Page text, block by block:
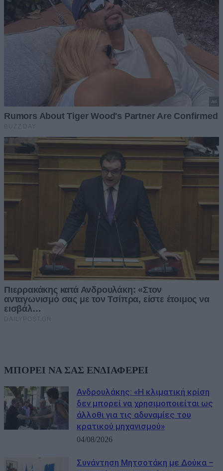
ΜΠΟΡΕΙ ΝΑ ΣΑΣ ΕΝΔΙΑΦΕΡΕΙ
Ανδρουλάκης: «Η κλιματική κρίση
δεν μπορεί να χρησιμοποιείται ως
άλλοθι για τις αδυναμίες του
κρατικού μηχανισμού»
04/08/2026
Συνάντηση Μητσοτάκη με Δούκα –